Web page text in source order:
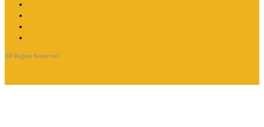
All Rights Reserved